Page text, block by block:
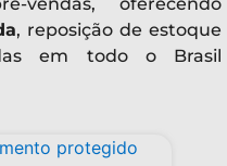
, reposição de estoque
em todo o Brasil